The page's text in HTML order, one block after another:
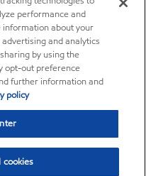
performance and
about your
and analytics
by using the
opt-out preference
further information and
policy
cookies